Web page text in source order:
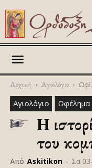
Αρχική Αγιολόγιο
Αγιολόγιο
Η
του
Από Askitikon - Σα